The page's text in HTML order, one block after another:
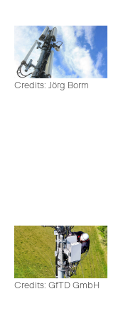
Credits: Jörg Borm
Credits: GfTD GmbH